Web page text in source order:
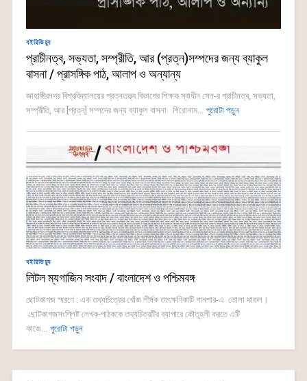
বইরিভিয়্যু
প্রাচীনত্ব, সভ্যতা, সম্প্রীতি, আর (প্রত্ন)সম্পদের জন্য ব্যাকুল
বাসনা / প্রাসঙ্গিক পাঠ, আলাপ ও অন্যান্য
জাহাঙ্গীরনগর বিশ্ববিদ্যালয়ের প্রত্নতত্ত্ব বিভাগের শিক্ষক স্বাধীন সেন-র প্রাচীনত্ব, সভ্যতা,
সম্প্রীতি, আর [প্রত্ন] সম্পদের জন্য ব্যাকুল বাসনা শিরোনাম... পুরোটা পড়ুন
বইরিভিয়্যু
লিটল ম্যগাজিন সংবাদ / বাংলাদেশ ও পশ্চিমবঙ্গ
ছোটকাগজ স্মরণে : এক তথ্যচিত্রের খোঁজ শীর্ষক তাৎক্ষণিকাটি গানপার-এ তোলা থাকল।
ছোটকাগজসংশ্লিষ্ট লেখক-পাঠককে তথ্যচিত্রটির ব্যাপারে কৌতূহলী করতে এটি
কাজে... পুরোটা পড়ুন